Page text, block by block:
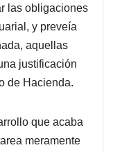
las obligaciones
y preveía
aquellas
justificación
de Hacienda.
que acaba
meramente